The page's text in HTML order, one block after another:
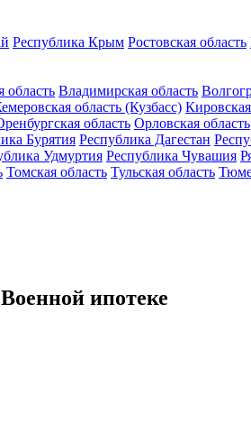
Республика Крым Ростовская область
область Владимирская область
область (Кузбасс)
область Орловская область
Бурятия Республика Дагестан
Удмуртия Республика Чувашия
Томская область Тульская область
ипотеке